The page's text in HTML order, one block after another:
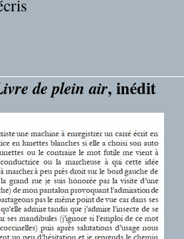
de plein air, inédit